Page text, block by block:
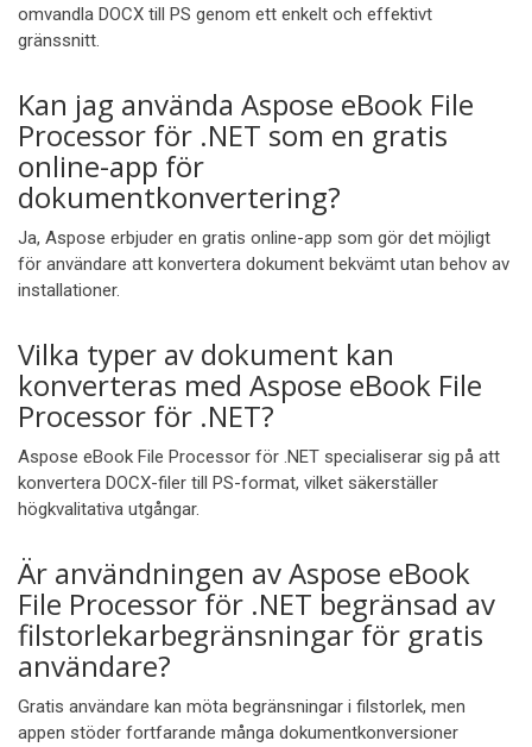
omvandla DOCX till PS genom ett enkelt och effektivt
gränssnitt.
Kan jag använda Aspose eBook File
Processor för .NET som en gratis
online-app för
dokumentkonvertering?
Ja, Aspose erbjuder en gratis online-app som gör det möjligt
för användare att konvertera dokument bekvämt utan behov av
installationer.
Vilka typer av dokument kan
konverteras med Aspose eBook File
Processor för .NET?
Aspose eBook File Processor för .NET specialiserar sig på att
konvertera DOCX-filer till PS-format, vilket säkerställer
högkvalitativa utgångar.
Är användningen av Aspose eBook
File Processor för .NET begränsad av
filstorlekarbegränsningar för gratis
användare?
Gratis användare kan möta begränsningar i filstorlek, men
appen stöder fortfarande många dokumentkonversioner